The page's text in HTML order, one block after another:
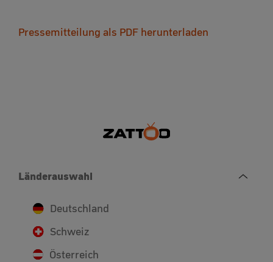
Pressemitteilung als PDF herunterladen
Länderauswahl
Deutschland
Schweiz
Österreich